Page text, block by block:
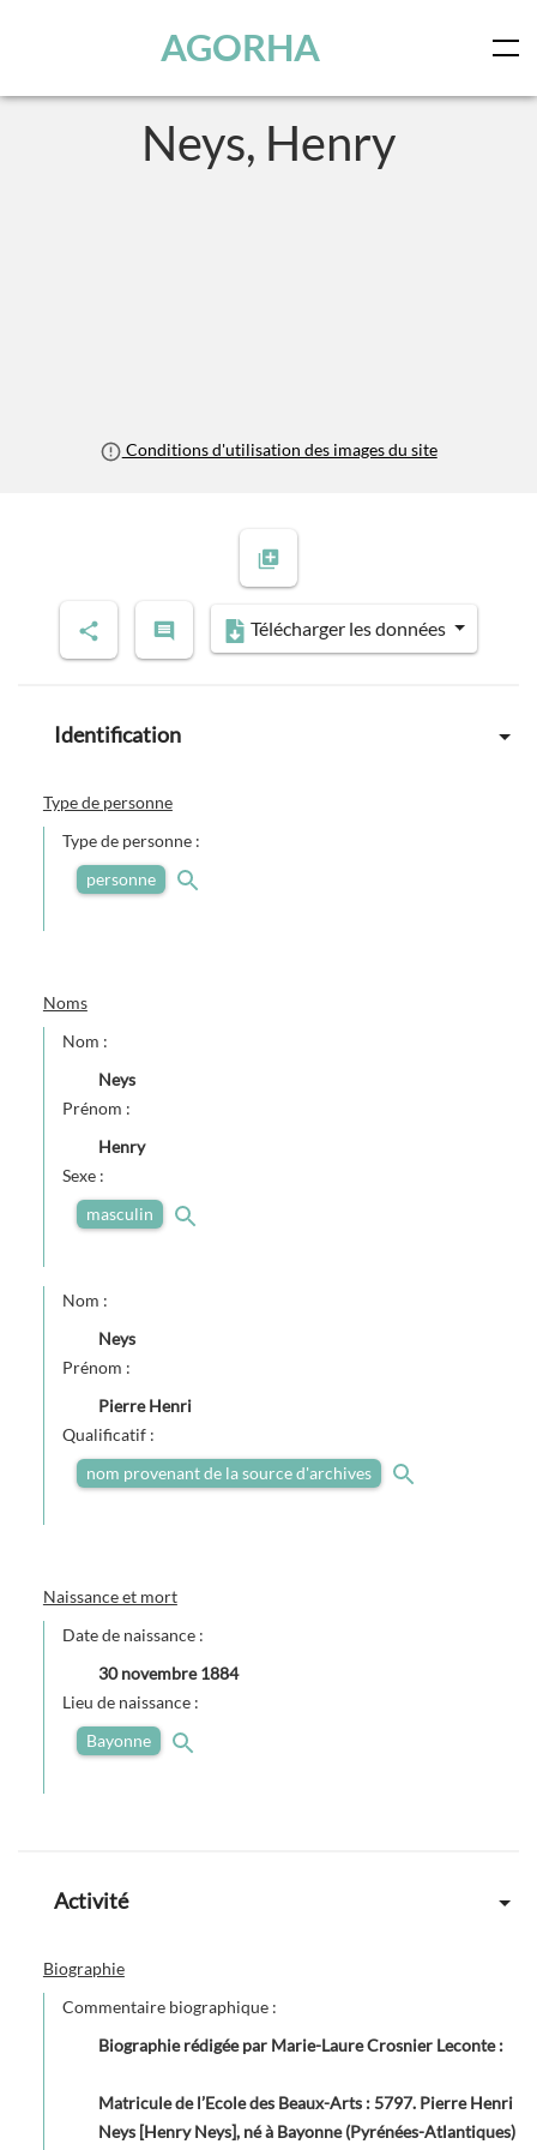
AGORHA
Neys, Henry
Conditions d'utilisation des images du site
Télécharger les données
Identification
Type de personne
Type de personne :
personne
Noms
Nom :
Neys
Prénom :
Henry
Sexe :
masculin
Nom :
Neys
Prénom :
Pierre Henri
Qualificatif :
nom provenant de la source d'archives
Naissance et mort
Date de naissance :
30 novembre 1884
Lieu de naissance :
Bayonne
Activité
Biographie
Commentaire biographique :
Biographie rédigée par Marie-Laure Crosnier Leconte:
Matricule de l’Ecole des Beaux-Arts : 5797. Pierre Henri
Neys [Henry Neys], né à Bayonne (Pyrénées-Atlantiques)